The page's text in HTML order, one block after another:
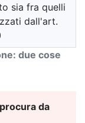
due cose
sia fra quelli
dall'art.
da